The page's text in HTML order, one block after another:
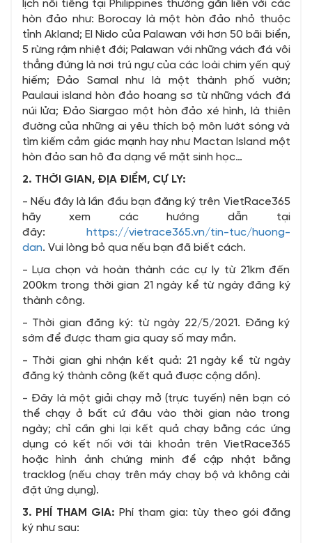
lịch nổi tiếng tại Philippines thường gắn liền với các
hòn đảo như: Borocay là một hòn đảo nhỏ thuộc
tỉnh Akland; El Nido của Palawan với hơn 50 bãi biển,
5 rừng rậm nhiệt đới; Palawan với những vách đá vôi
thẳng đứng là nơi trú ngự của các loài chim yến quý
hiếm; Đảo Samal như là một thành phố vườn;
Paulaui island hòn đảo hoang sơ từ những vách đá
núi lửa; Đảo Siargao một hòn đảo xé hình, là thiên
đường của những ai yêu thích bộ môn lướt sóng và
tìm kiếm cảm giác mạnh hay như Mactan Island một
hòn đảo san hô đa dạng về mặt sinh học…
2. THỜI GIAN, ĐỊA ĐIỂM, CỰ LY:
- Nếu đây là lần đầu bạn đăng ký trên VietRace365
hãy xem các hướng dẫn tại
đây:
https://vietrace365.vn/tin-tuc/huong-
dan. Vui lòng bỏ qua nếu bạn đã biết cách.
- Lựa chọn và hoàn thành các cự ly từ 21km đến
200km trong thời gian 21 ngày kể từ ngày đăng ký
thành công.
- Thời gian đăng ký: từ ngày 22/5/2021. Đăng ký
sớm để được tham gia quay số may mắn.
- Thời gian ghi nhận kết quả: 21 ngày kể từ ngày
đăng ký thành công (kết quả được cộng dồn).
- Đây là một giải chạy mở (trực tuyến) nên bạn có
thể chạy ở bất cứ đâu vào thời gian nào trong
ngày; chỉ cần ghi lại kết quả chạy bằng các ứng
dụng có kết nối với tài khoản trên VietRace365
hoặc hình ảnh chứng minh để cập nhật bằng
tracklog (nếu chạy trên máy chạy bộ và không cài
đặt ứng dụng).
3. PHÍ THAM GIA: Phí tham gia: tùy theo gói đăng
ký như sau: